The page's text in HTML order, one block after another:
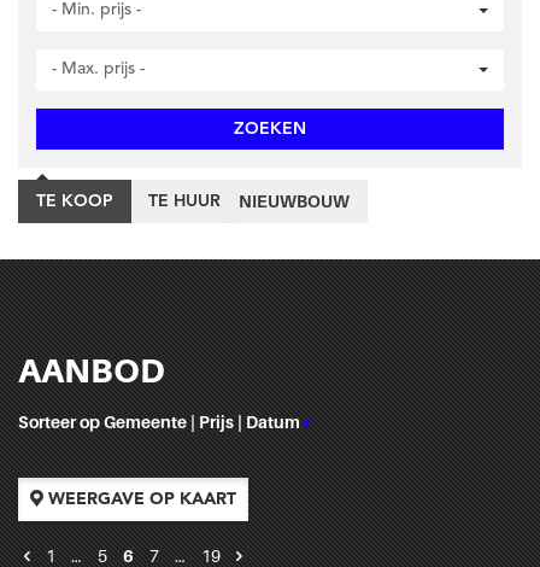
- Min. prijs -
- Max. prijs -
ZOEKEN
TE KOOP TE HUUR NIEUWBOUW
AANBOD
Sorteer opGemeente|Prijs|Datum▼
WEERGAVE OP KAART
1 … 5 6 7 … 19